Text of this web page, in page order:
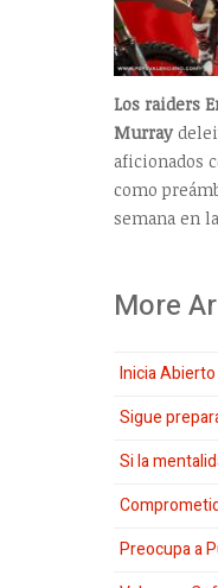
Los raiders
Murray
aficionados
como
semana en
More
Inicia
Sigue
Si la
Preocupa a